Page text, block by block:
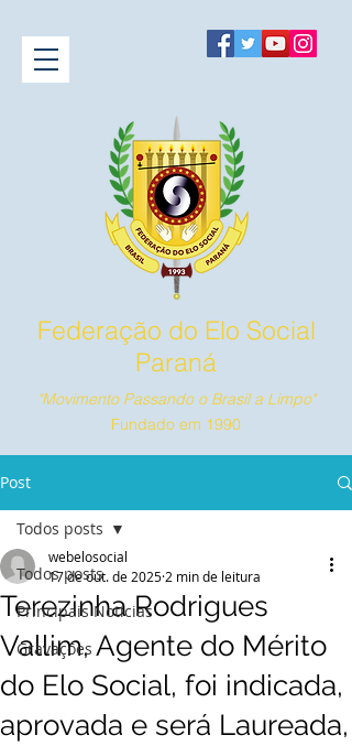
Federação do Elo Social
Paraná
"Movimento Passando o Brasil a Limpo"
Fundado em 1990
Post
Todos posts
Principais Notícias
Gravações
Todos posts
Terezinha Rodrigues
Vallim, Agente do Mérito
do Elo Social, foi indicada,
aprovada e será Laureada,
webelosocial
17 de out. de 2025 2 min de leitura